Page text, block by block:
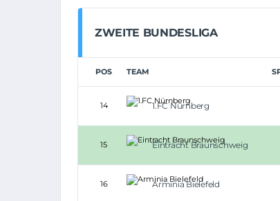
ZWEITE BUNDESLIGA
POS TEAM
14 1.FC Nürnberg
15 Eintracht Braunschweig
16 Arminia Bielefeld